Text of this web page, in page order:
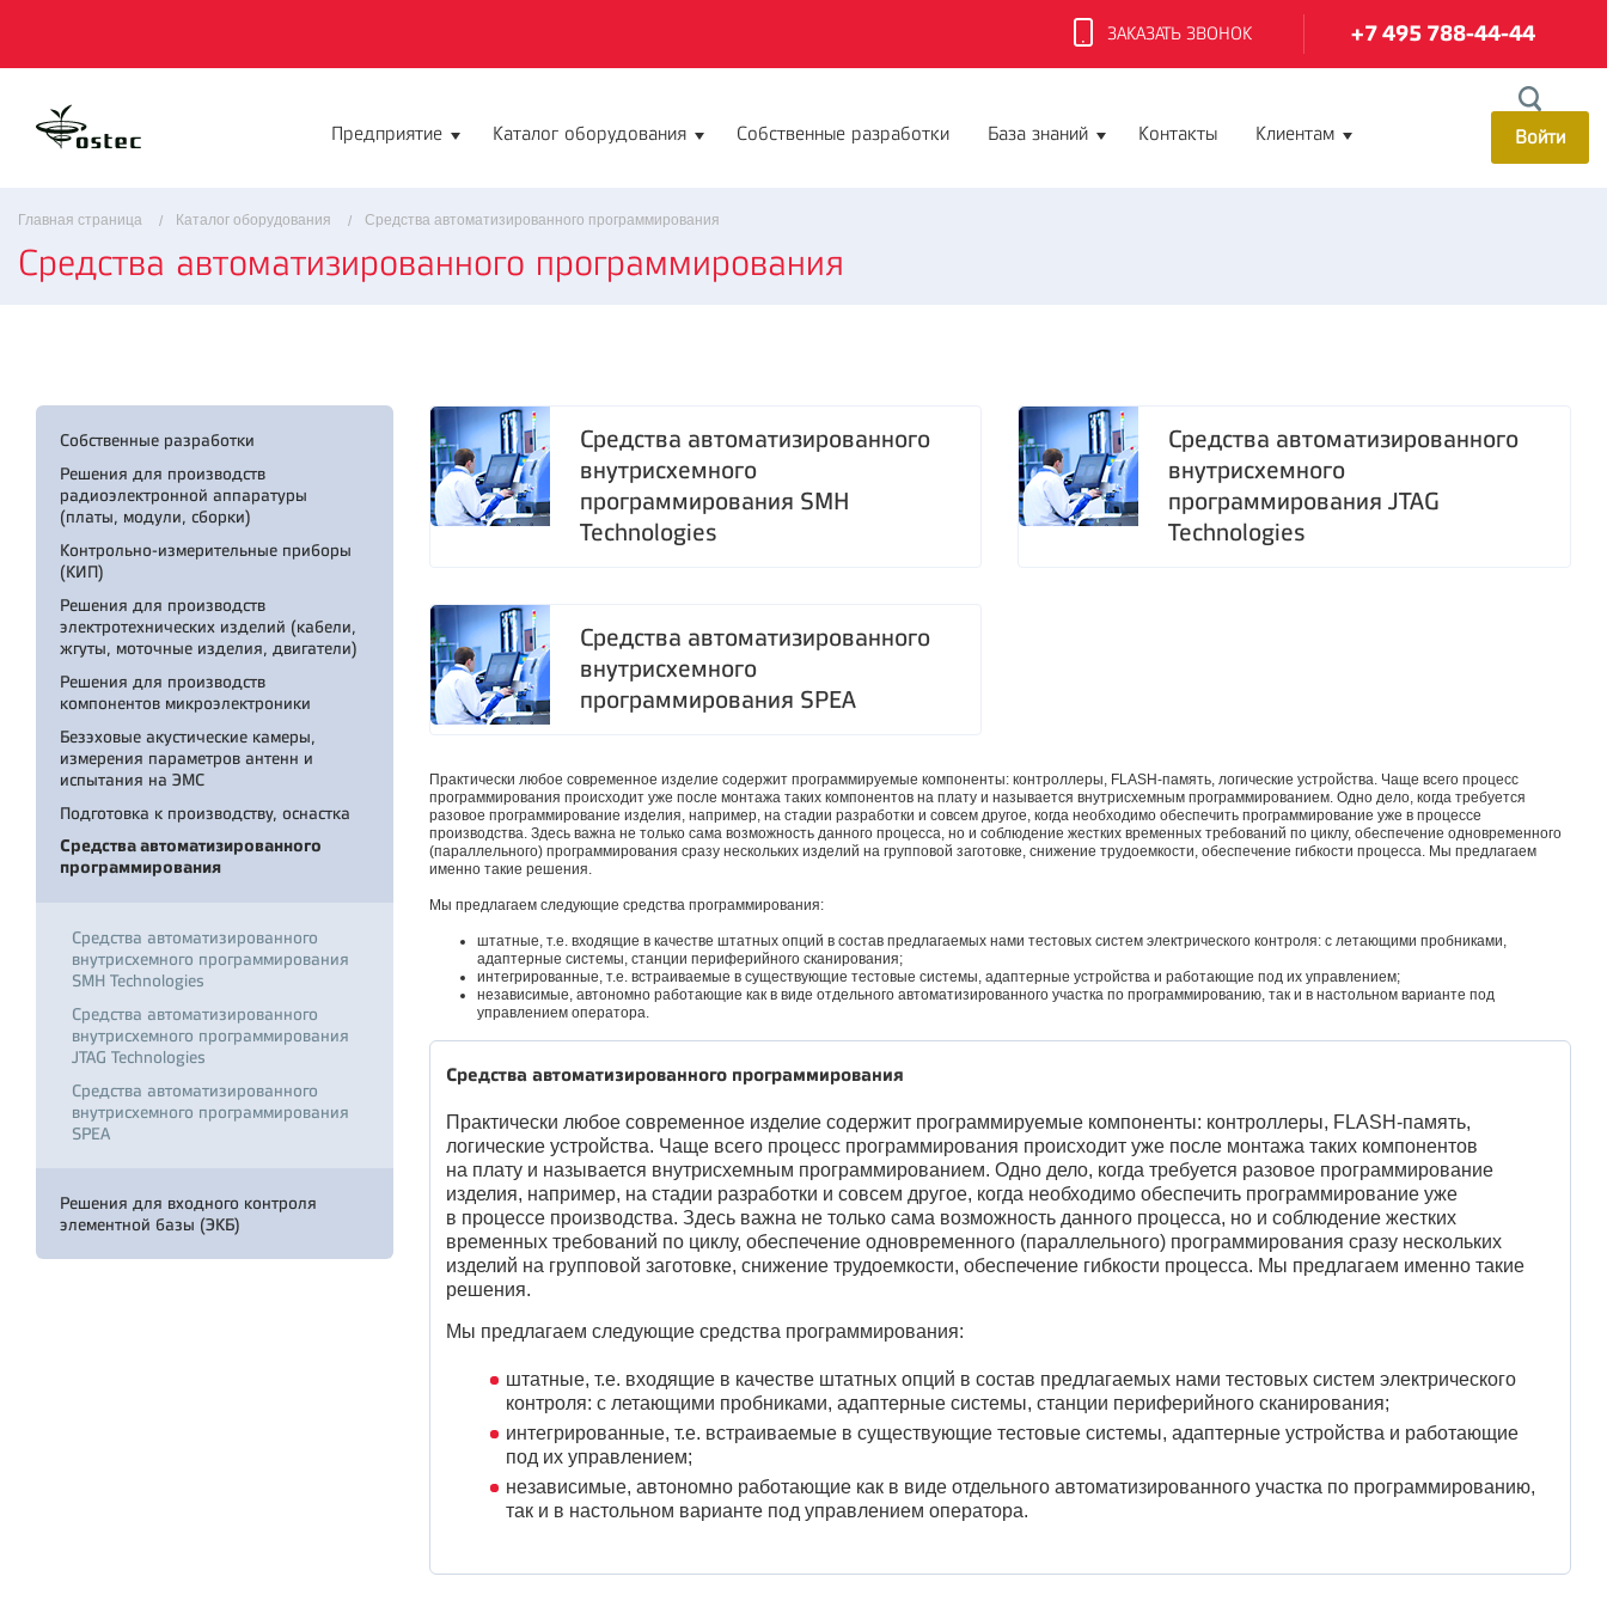
ЗАКАЗАТЬ ЗВОНОК +7 495 788-44-44
Предприятие Каталог оборудования Собственные разработки База знаний Контакты Клиентам Войти
Главная страница Каталог оборудования Средства автоматизированного программирования
Средства автоматизированного программирования
Средства автоматизированного
внутрисхемного
программирования SMH
Technologies
Средства автоматизированного
внутрисхемного
программирования JTAG
Technologies
Средства автоматизированного
внутрисхемного
программирования SPEA
Практически любое современное изделие содержит программируемые компоненты: контроллеры, FLASH-память, логические устройства. Чаще всего процесс
программирования происходит уже после монтажа таких компонентов на плату и называется внутрисхемным программированием. Одно дело, когда требуется
разовое программирование изделия, например, на стадии разработки и совсем другое, когда необходимо обеспечить программирование уже в процессе
производства. Здесь важна не только сама возможность данного процесса, но и соблюдение жестких временных требований по циклу, обеспечение одновременного
(параллельного) программирования сразу нескольких изделий на групповой заготовке, снижение трудоемкости, обеспечение гибкости процесса. Мы предлагаем
именно такие решения.
Мы предлагаем следующие средства программирования:
штатные, т.е. входящие в качестве штатных опций в состав предлагаемых нами тестовых систем электрического контроля: с летающими пробниками,
адаптерные системы, станции периферийного сканирования;
интегрированные, т.е. встраиваемые в существующие тестовые системы, адаптерные устройства и работающие под их управлением;
независимые, автономно работающие как в виде отдельного автоматизированного участка по программированию, так и в настольном варианте под
управлением оператора.
Средства автоматизированного программирования
Практически любое современное изделие содержит программируемые компоненты: контроллеры, FLASH-память,
логические устройства. Чаще всего процесс программирования происходит уже после монтажа таких компонентов
на плату и называется внутрисхемным программированием. Одно дело, когда требуется разовое программирование
изделия, например, на стадии разработки и совсем другое, когда необходимо обеспечить программирование уже
в процессе производства. Здесь важна не только сама возможность данного процесса, но и соблюдение жестких
временных требований по циклу, обеспечение одновременного (параллельного) программирования сразу нескольких
изделий на групповой заготовке, снижение трудоемкости, обеспечение гибкости процесса. Мы предлагаем именно такие
решения.
Мы предлагаем следующие средства программирования:
штатные, т.е. входящие в качестве штатных опций в состав предлагаемых нами тестовых систем электрического
контроля: с летающими пробниками, адаптерные системы, станции периферийного сканирования;
интегрированные, т.е. встраиваемые в существующие тестовые системы, адаптерные устройства и работающие
под их управлением;
независимые, автономно работающие как в виде отдельного автоматизированного участка по программированию,
так и в настольном варианте под управлением оператора.
Собственные разработки
Решения для производств
радиоэлектронной аппаратуры
(платы, модули, сборки)
Контрольно-измерительные приборы
(КИП)
Решения для производств
электротехнических изделий (кабели,
жгуты, моточные изделия, двигатели)
Решения для производств
компонентов микроэлектроники
Безэховые акустические камеры,
измерения параметров антенн и
испытания на ЭМС
Подготовка к производству, оснастка
Средства автоматизированного
программирования
Средства автоматизированного
внутрисхемного программирования
SMH Technologies
Средства автоматизированного
внутрисхемного программирования
JTAG Technologies
Средства автоматизированного
внутрисхемного программирования
SPEA
Решения для входного контроля
элементной базы (ЭКБ)